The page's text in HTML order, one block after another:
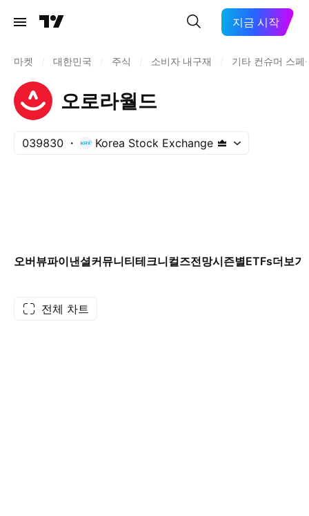
지금 시작
마켓 대한민국 주식 소비자 내구재 기타 컨슈머 스페
오로라월드
039830 Korea Stock Exchange
오버뷰파이낸셜커뮤니티테크니컬즈전망시즌별ETFs더보기
전체 차트